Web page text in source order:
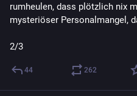
rumheulen, dass plötzlich nix
mysteriöser Personalmangel,
2/3
44 262